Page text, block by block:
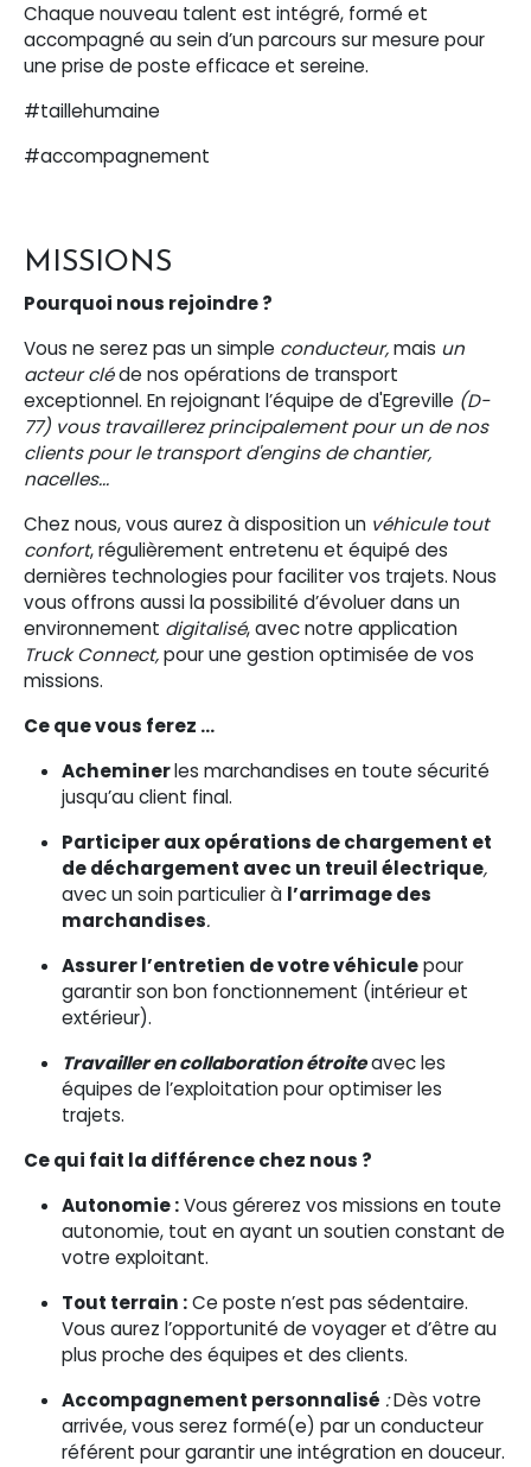
Chaque nouveau talent est intégré, formé et
accompagné au sein d’un parcours sur mesure pour
une prise de poste efficace et sereine.
#taillehumaine
#accompagnement
MISSIONS
Pourquoi nous rejoindre ?
Vous ne serez pas un simple conducteur,mais un
acteur cléde nos opérations de transport
exceptionnel. En rejoignant l’équipe de d'Egreville (D-
77) vous travaillerez principalement pour un de nos
clients pour le transport d'engins de chantier,
nacelles...
Chez nous, vous aurez à disposition un véhicule tout
confort, régulièrement entretenu et équipé des
dernières technologies pour faciliter vos trajets. Nous
vous offrons aussi la possibilité d’évoluer dans un
environnement digitalisé, avec notre application
Truck Connect,pour une gestion optimisée de vos
missions.
Ce que vous ferez …
Acheminerles marchandises en toute sécurité
jusqu’au client final.
Participer aux opérations de chargement et
de déchargement avec un treuil électrique,
avec un soin particulier à l’arrimage des
marchandises.
Assurer l’entretien de votre véhiculepour
garantir son bon fonctionnement (intérieur et
extérieur).
Travailler en collaboration étroiteavec les
équipes de l’exploitation pour optimiser les
trajets.
Ce qui fait la différence chez nous ?
Autonomie :Vous gérerez vos missions en toute
autonomie, tout en ayant un soutien constant de
votre exploitant.
Tout terrain :Ce poste n’est pas sédentaire.
Vous aurez l’opportunité de voyager et d’être au
plus proche des équipes et des clients.
Accompagnement personnalisé :Dès votre
arrivée, vous serez formé(e) par un conducteur
référent pour garantir une intégration en douceur.